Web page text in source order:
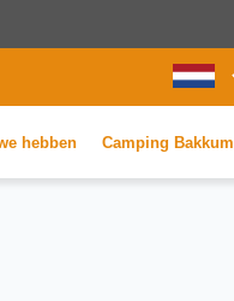
hebben Camping Bakkum